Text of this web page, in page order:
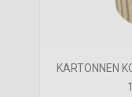
KARTONNEN